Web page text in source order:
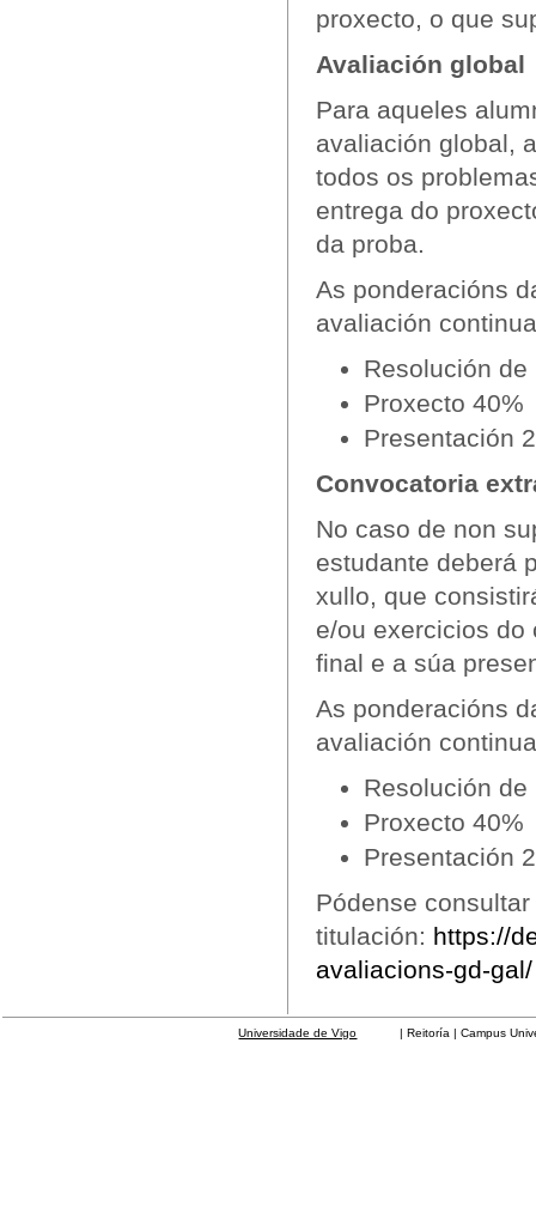
proxecto, o que
Avaliación global
Para aqueles
avaliación global,
todos os
entrega do
da proba.
As ponderacións
avaliación
Resolución
Proxecto 40%
Presentación
Convocatoria
No caso de non
estudante deberá
xullo, que
e/ou exercicios do
final e a súa
As ponderacións
avaliación
Resolución
Proxecto 40%
Presentación
Pódense
titulación: https://
avaliacions-gd-gal/
Universidade de Vigo | Reitoría | Campus